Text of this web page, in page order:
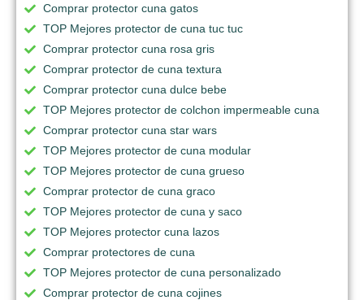
Comprar protector cuna gatos
TOP Mejores protector de cuna tuc tuc
Comprar protector cuna rosa gris
Comprar protector de cuna textura
Comprar protector cuna dulce bebe
TOP Mejores protector de colchon impermeable cuna
Comprar protector cuna star wars
TOP Mejores protector de cuna modular
TOP Mejores protector de cuna grueso
Comprar protector de cuna graco
TOP Mejores protector de cuna y saco
TOP Mejores protector cuna lazos
Comprar protectores de cuna
TOP Mejores protector de cuna personalizado
Comprar protector de cuna cojines